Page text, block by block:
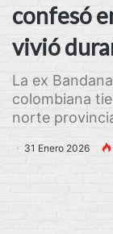
confesó
vivió
La ex
colombiana
norte
31 Enero 2026